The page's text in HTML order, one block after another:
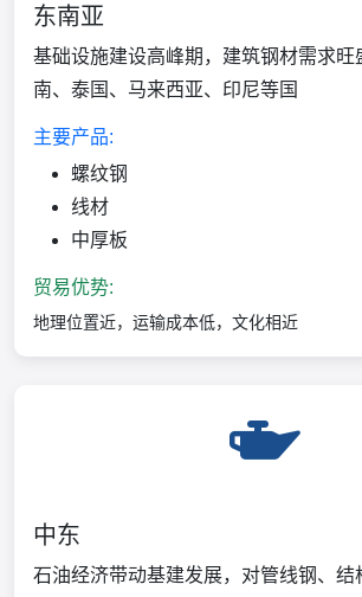
东南亚
基础设施建设高峰期，建筑钢材需求旺
南、泰国、马来西亚、印尼等国
主要产品:
螺纹钢
线材
中厚板
贸易优势:
地理位置近，运输成本低，文化相近
中东
石油经济带动基建发展，对管线钢、结